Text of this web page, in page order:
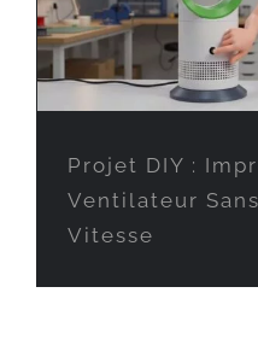
Projet DIY :
Ventilateur
Vitesse